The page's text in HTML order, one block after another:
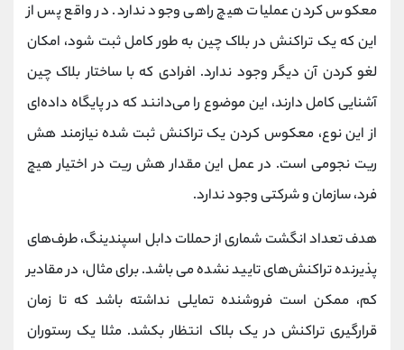
معکوس کردن عملیات هیچ راهی وجود ندارد. در واقع پس از
این که یک تراکنش در بلاک چین به طور کامل ثبت شود، امکان
لغو کردن آن دیگر وجود ندارد. افرادی که با ساختار بلاک چین
آشنایی کامل دارند، این موضوع را می‌دانند که در پایگاه داده‌ای
از این نوع، معکوس کردن یک تراکنش ثبت شده نیازمند هش
ریت نجومی است. در عمل این مقدار هش ریت در اختیار هیچ
فرد، سازمان و شرکتی وجود ندارد.
هدف تعداد انگشت شماری از حملات دابل اسپندینگ، طرف‌های
پذیرنده تراکنش‌های تایید نشده می باشد. برای مثال، در مقادیر
کم، ممکن است فروشنده تمایلی نداشته باشد که تا زمان
قرارگیری تراکنش در یک بلاک انتظار بکشد. مثلا یک رستوران